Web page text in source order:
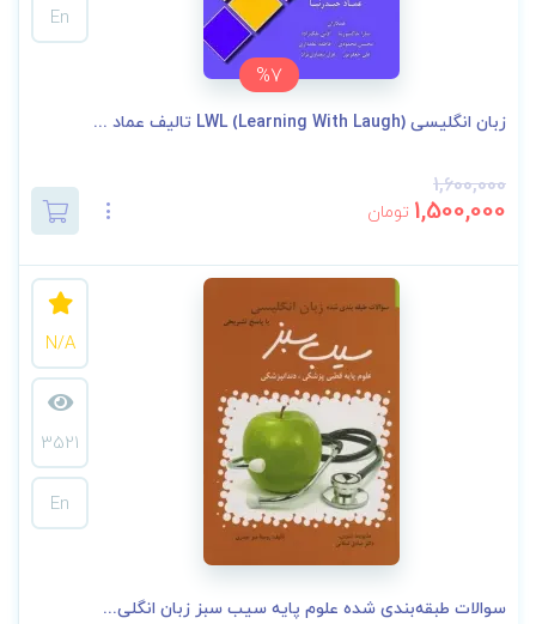
%7
En
زبان انگلیسی LWL (Learning With Laugh) تالیف عماد ...
1,600,000
1,500,000 تومان
N/A
3521
En
سوالات طبقه‌بندی شده علوم‌ پایه سیب سبز زبان انگلی...